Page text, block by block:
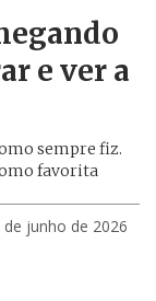
e ver a
sempre fiz.
favorita
junho de 2026